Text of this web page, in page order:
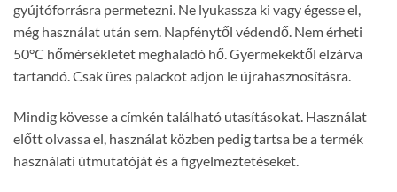
gyújtóforrásra permetezni. Ne lyukassza ki vagy égesse el,
még használat után sem. Napfénytől védendő. Nem érheti
50°C hőmérsékletet meghaladó hő. Gyermekektől elzárva
tartandó. Csak üres palackot adjon le újrahasznosításra.
Mindig kövesse a címkén található utasításokat. Használat
előtt olvassa el, használat közben pedig tartsa be a termék
használati útmutatóját és a figyelmeztetéseket.